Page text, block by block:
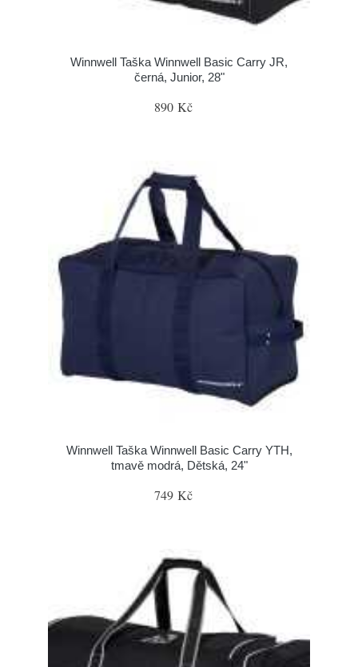
Winnwell Taška Winnwell Basic Carry JR,
černá, Junior, 28"
890 Kč
Winnwell Taška Winnwell Basic Carry YTH,
tmavě modrá, Dětská, 24"
749 Kč